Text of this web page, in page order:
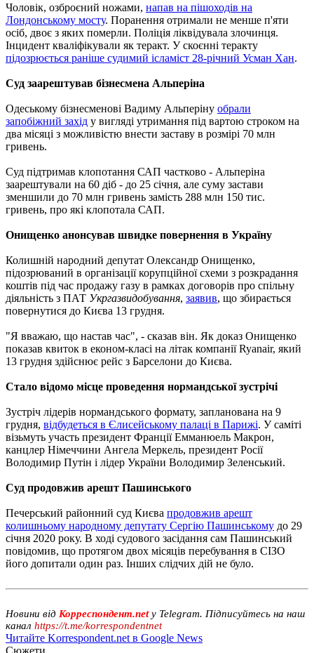
Чоловік, озброєний ножами, напав на пішоходів на
Лондонському мосту. Поранення отримали не менше п'яти
осіб, двоє з яких померли. Поліція ліквідувала злочинця.
Інцидент кваліфікували як теракт. У скоєнні теракту
підозрюється раніше судимий ісламіст 28-річний Усман Хан.
Суд заарештував бізнесмена Альперіна
Одеському бізнесменові Вадиму Альперіну обрали
запобіжний захід у вигляді утримання під вартою строком на
два місяці з можливістю внести заставу в розмірі 70 млн
гривень.
Суд підтримав клопотання САП частково - Альперіна
заарештували на 60 діб - до 25 січня, але суму застави
зменшили до 70 млн гривень замість 288 млн 150 тис.
гривень, про які клопотала САП.
Онищенко анонсував швидке повернення в Україну
Колишній народний депутат Олександр Онищенко,
підозрюваний в організації корупційної схеми з розкрадання
коштів під час продажу газу в рамках договорів про спільну
діяльність з ПАТ Укргазвидобування, заявив, що збирається
повернутися до Києва 13 грудня.
"Я вважаю, що настав час", - сказав він. Як доказ Онищенко
показав квиток в економ-класі на літак компанії Ryanair, який
13 грудня здійснює рейс з Барселони до Києва.
Стало відомо місце проведення нормандської зустрічі
Зустріч лідерів нормандського формату, запланована на 9
грудня, відбудеться в Єлисейському палаці в Парижі. У саміті
візьмуть участь президент Франції Емманюель Макрон,
канцлер Німеччини Ангела Меркель, президент Росії
Володимир Путін і лідер України Володимир Зеленський.
Суд продовжив арешт Пашинського
Печерський районний суд Києва продовжив арешт
колишньому народному депутату Сергію Пашинському до 29
січня 2020 року. В ході судового засідання сам Пашинський
повідомив, що протягом двох місяців перебування в СІЗО
його допитали один раз. Інших слідчих дій не було.
Новини від Корреспондент.netу Telegram. Підписуйтесь на наш
канал https://t.me/korrespondentnet
Читайте Korrespondent.net в Google News
Сюжети